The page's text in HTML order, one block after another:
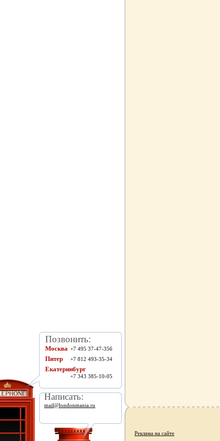
Позвонить:
Москва +7 495 37-47-356
Питер +7 812 493-35-34
Екатеринбург
+7 343 385-10-05
Написать:
mail@londonmania.ru
Реклама на сайте